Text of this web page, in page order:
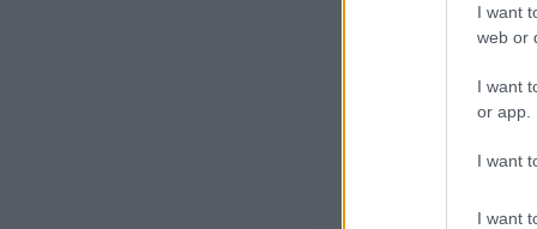
I want
web or
I want
or app.
I want
I want